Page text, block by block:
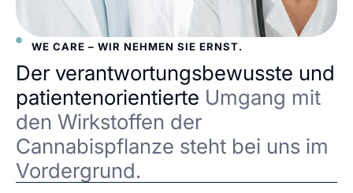
WE CARE – WIR NEHMEN SIE ERNST.
Der verantwortungsbewusste und
patientenorientierte Umgang mit
den Wirkstoffen der
Cannabispflanze steht bei uns im
Vordergrund.